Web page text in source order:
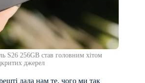
S26 256GB став головним хітом
джерел
дала нам те, чого ми так